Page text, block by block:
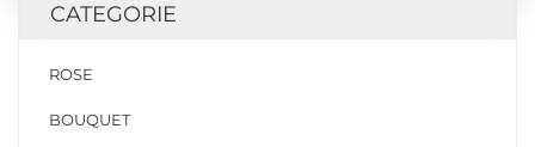
CATEGORIE
ROSE
BOUQUET